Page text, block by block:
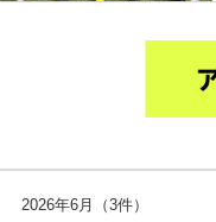
2026年6月（3件）